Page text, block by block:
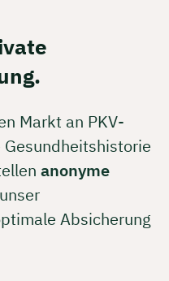
Markt an PKV-
anonyme
Absicherung